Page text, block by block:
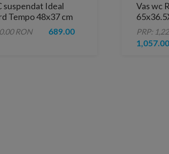
suspendat Ideal
Tempo 48x37 cm
RON
689.00
Vas wc
perete
PRP: